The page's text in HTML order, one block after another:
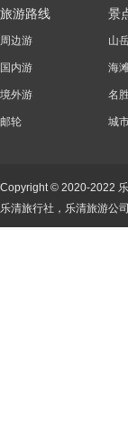
旅游路线
周边游
国内游
境外游
邮轮
景
山
海
名
城
Copyright © 2020-2022
乐清旅行社，乐清旅游公